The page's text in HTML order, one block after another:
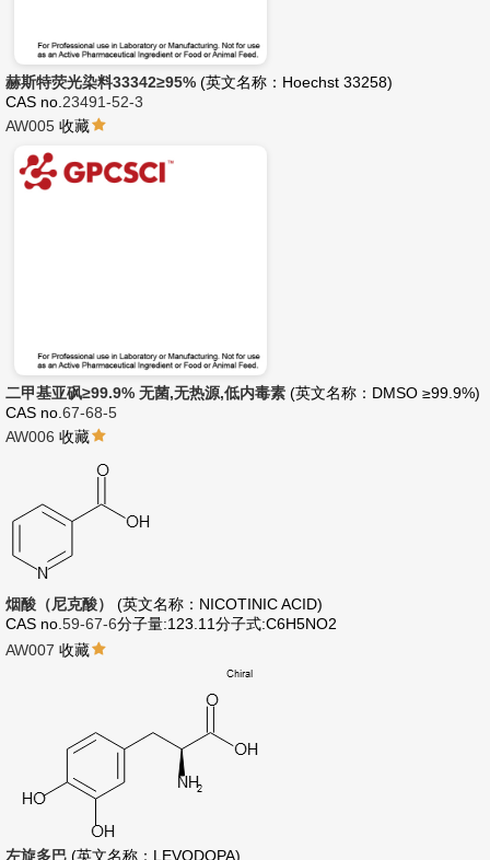
赫斯特荧光染料33342≥95% (英文名称：Hoechst 33258)
CAS no. 23491-52-3
AW005 收藏
二甲基亚砜≥99.9% 无菌,无热源,低内毒素 (英文名称：DMSO ≥99.9%)
CAS no. 67-68-5
AW006 收藏
烟酸（尼克酸）
(英文名称：NICOTINIC ACID)
CAS no. 59-67-6分子量:123.11分子式:C6H5NO2
AW007 收藏
左旋多巴 (英文名称：LEVODOPA)